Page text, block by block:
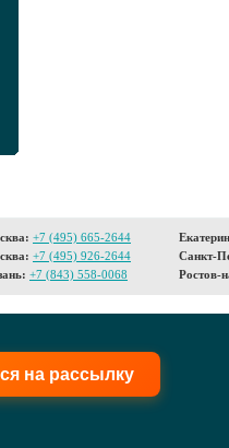
+7 (495) 665-2644
+7 (495) 926-2644
+7 (843) 558-0068
Санкт-
Ростов-
на рассылку